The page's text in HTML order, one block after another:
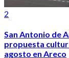
2
San Antonio de
propuesta
agosto en Areco